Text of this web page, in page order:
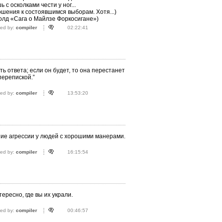
с осколками чести у ног...
к состоявшимся выборам. Хотя...)
«Сага о Майлзе Форкосигане»)
by: compiler 02:22:41
ответа; если он будет, то она перестанет
by: compiler 13:53:20
агрессии у людей с хорошими манерами.
by: compiler 16:15:54
где вы их украли.
by: compiler 00:46:57